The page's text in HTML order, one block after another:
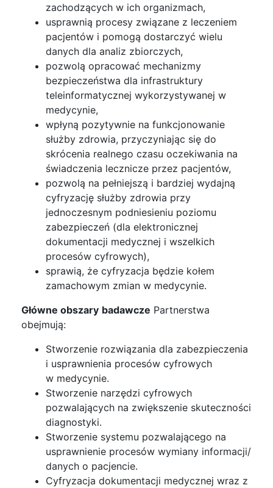
zachodzących w ich organizmach,
usprawnią procesy związane z leczeniem
pacjentów i pomogą dostarczyć wielu
danych dla analiz zbiorczych,
pozwolą opracować mechanizmy
bezpieczeństwa dla infrastruktury
teleinformatycznej wykorzystywanej w
medycynie,
wpłyną pozytywnie na funkcjonowanie
służby zdrowia, przyczyniając się do
skrócenia realnego czasu oczekiwania na
świadczenia lecznicze przez pacjentów,
pozwolą na pełniejszą i bardziej wydajną
cyfryzację służby zdrowia przy
jednoczesnym podniesieniu poziomu
zabezpieczeń (dla elektronicznej
dokumentacji medycznej i wszelkich
procesów cyfrowych),
sprawią, że cyfryzacja będzie kołem
zamachowym zmian w medycynie.
Główne obszary badawcze Partnerstwa
obejmują:
Stworzenie rozwiązania dla zabezpieczenia
i usprawnienia procesów cyfrowych
w medycynie.
Stworzenie narzędzi cyfrowych
pozwalających na zwiększenie skuteczności
diagnostyki.
Stworzenie systemu pozwalającego na
usprawnienie procesów wymiany informacji/
danych o pacjencie.
Cyfryzacja dokumentacji medycznej wraz z